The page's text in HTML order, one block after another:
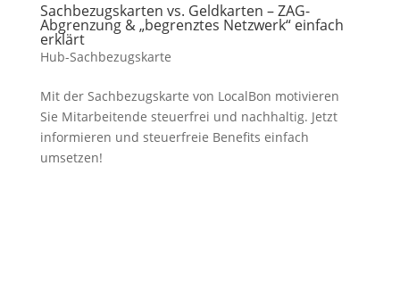
Sachbezugskarten vs. Geldkarten – ZAG-
Abgrenzung & „begrenztes Netzwerk“ einfach
erklärt
Hub-Sachbezugskarte
Mit der Sachbezugskarte von LocalBon motivieren
Sie Mitarbeitende steuerfrei und nachhaltig. Jetzt
informieren und steuerfreie Benefits einfach
umsetzen!